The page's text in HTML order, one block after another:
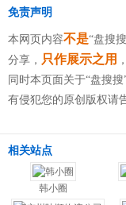
免责声明
本网页内容不是“盘搜
分享， 只作展示之用
同时本页面关于“盘搜
有侵犯您的原创版权请
相关站点
韩小圈